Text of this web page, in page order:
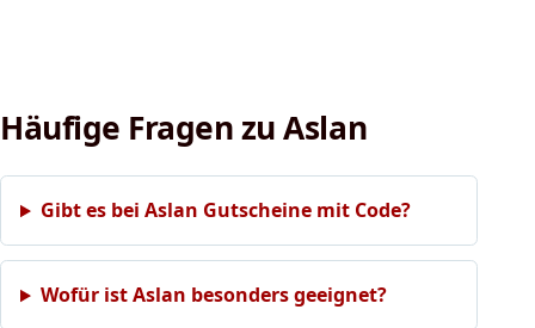
Häufige Fragen zu Aslan
Gibt es bei Aslan Gutscheine mit Code?
Wofür ist Aslan besonders geeignet?